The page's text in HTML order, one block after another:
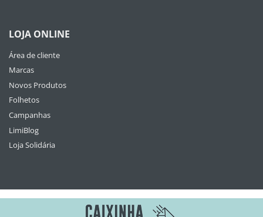
LOJA ONLINE
Área de cliente
Marcas
Novos Produtos
Folhetos
Campanhas
LimiBlog
Loja Solidária